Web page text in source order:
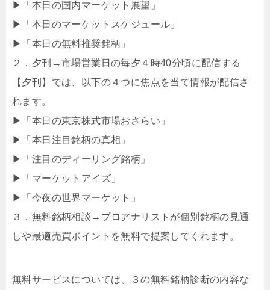
▶「本日の国内マーケット展望」
▶「本日のマーケットスケジュール」
▶「本日の無料推奨銘柄」
２．夕刊→市場営業日の毎夕４時40分頃に配信する
【夕刊】では、以下の４つに焦点を当て情報が配信さ
れます。
▶「本日の東京株式市場おさらい」
▶「本日注目銘柄の真相」
▶「注目のディーリング銘柄」
▶「マーケットアイズ」
▶「今夜の世界マーケット」
３．無料銘柄相談→プロアナリストが個別銘柄の見通
しや最適売買ポイントを無料で提案してくれます。
無料サービスについては、３の無料銘柄診断の内容な